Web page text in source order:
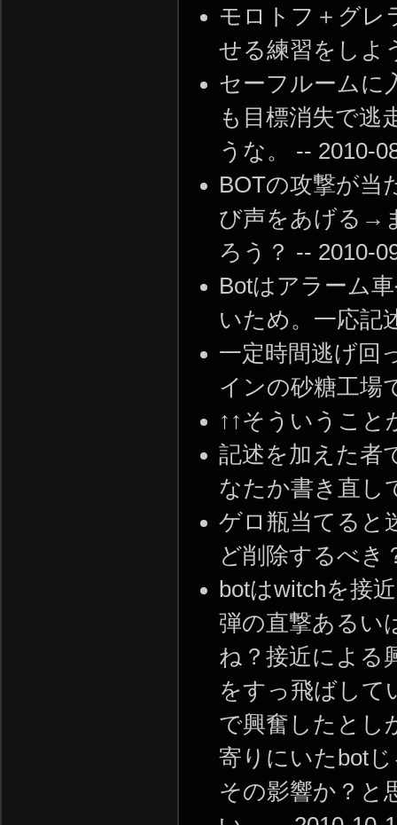
モロトフ＋グレ
せる練習をしよ
セーフルームに
も目標消失で
うな。 -- 2010-
BOTの攻撃が当
び声をあげる→
ろう？ -- 2010-
Botはアラーム
いため。一応記
一定時間逃げ回
インの砂糖工場
↑↑そういうこと
記述を加えた者
なたか書き直し
ゲロ瓶当てると
ど削除するべき
botはwitchを接
弾の直撃あるい
ね？接近による
をすっ飛ばして
で興奮したとし
寄りにいたbot
その影響か？と